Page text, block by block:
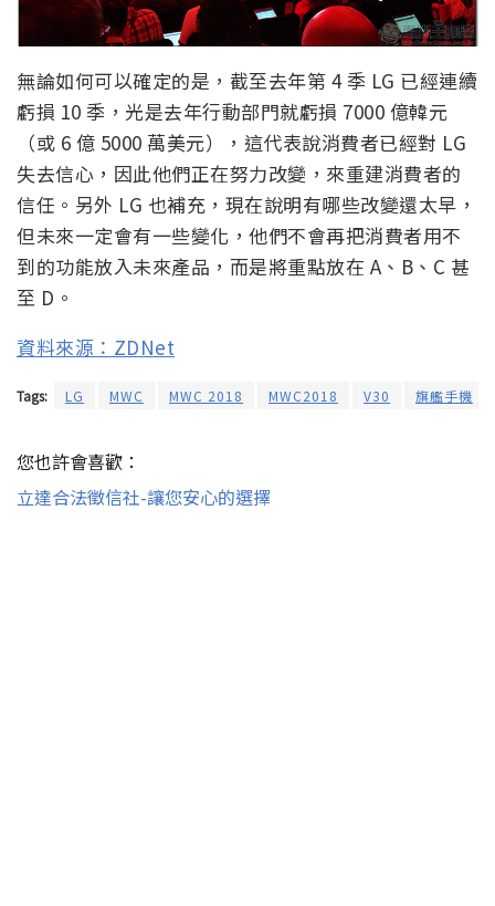
無論如何可以確定的是，截至去年第 4 季 LG 已經連續
虧損 10 季，光是去年行動部門就虧損 7000 億韓元
（或 6 億 5000 萬美元），這代表說消費者已經對 LG
失去信心，因此他們正在努力改變，來重建消費者的
信任。另外 LG 也補充，現在說明有哪些改變還太早，
但未來一定會有一些變化，他們不會再把消費者用不
到的功能放入未來產品，而是將重點放在 A、B、C 甚
至 D。
資料來源：ZDNet
Tags: LG MWC MWC 2018 MWC2018 V30 旗艦手機
您也許會喜歡：
立達合法徵信社-讓您安心的選擇